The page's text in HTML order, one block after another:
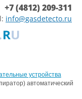
+7 (4812) 209-311
info@gasdetecto.ru
устройства
автоматический